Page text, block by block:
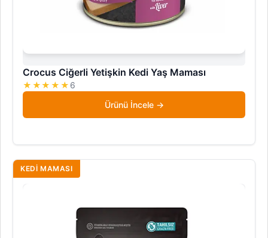
Crocus Ciğerli Yetişkin Kedi Yaş Maması
★★★★★ 6
Ürünü İncele
KEDI MAMASI